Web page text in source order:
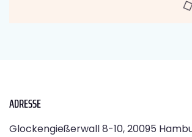
ADRESSE
Glockengießerwall 8-10, 20095